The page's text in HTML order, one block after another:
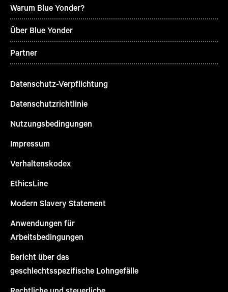
Warum Blue Yonder?
Über Blue Yonder
Partner
Datenschutz-Verpflichtung
Datenschutzrichtlinie
Nutzungsbedingungen
Impressum
Verhaltenskodex
EthicsLine
Modern Slavery Statement
Anwendungen für
Arbeitsbedingungen
Bericht über das
geschlechtsspezifische Lohngefälle